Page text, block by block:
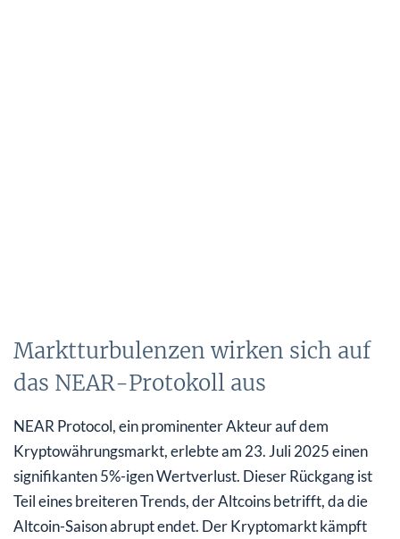
Marktturbulenzen wirken sich auf
das NEAR-Protokoll aus
NEAR Protocol, ein prominenter Akteur auf dem
Kryptowährungsmarkt, erlebte am 23. Juli 2025 einen
signifikanten 5%-igen Wertverlust. Dieser Rückgang ist
Teil eines breiteren Trends, der Altcoins betrifft, da die
Altcoin-Saison abrupt endet. Der Kryptomarkt kämpft